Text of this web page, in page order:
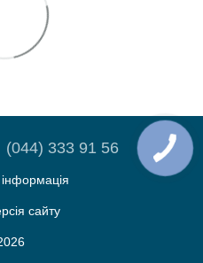
(044) 333 91 56
сайту